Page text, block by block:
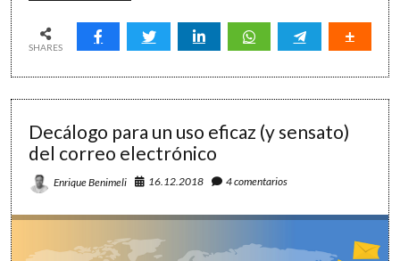
productividad
el
LAB
SHARES
Decálogo para un uso eficaz (y sensato)
del correo electrónico
Enrique Benimeli 16.12.2018 4 comentarios